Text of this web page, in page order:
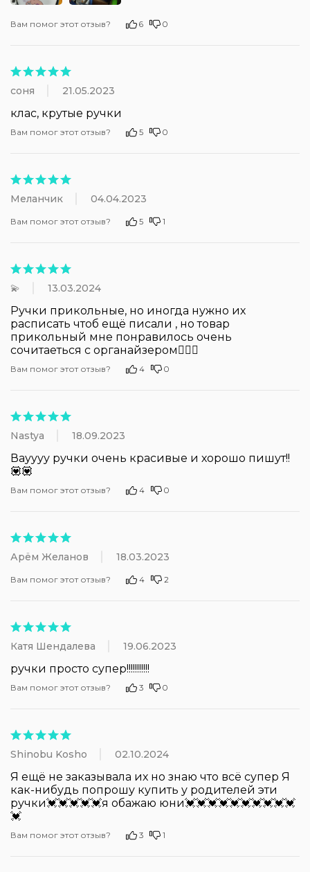
Вам помог этот отзыв? 6 0
соня 21.05.2023
клас, крутые ручки
Вам помог этот отзыв? 5 0
Меланчик 04.04.2023
Вам помог этот отзыв? 5 1
💫 13.03.2024
Ручки прикольные, но иногда нужно их
расписать чтоб ещё писали , но товар
прикольный мне понравилось очень
сочитаеться с органайзером❤️‍🔥🎀
Вам помог этот отзыв? 4 0
Nastya 18.09.2023
Вауууу ручки очень красивые и хорошо пишут!!
💟💟
Вам помог этот отзыв? 4 0
Арëм Желанов 18.03.2023
Вам помог этот отзыв? 4 2
Катя Шендалева 19.06.2023
ручки просто супер!!!!!!!!!!!
Вам помог этот отзыв? 3 0
Shinobu Kosho 02.10.2024
Я ещё не заказывала их но знаю что всё супер Я
как-нибудь попрошу купить у родителей эти
ручки💓💓💓💓💓я обажаю юни💓💓💓💓💓💓💓💓💓💓
💓
Вам помог этот отзыв? 3 1